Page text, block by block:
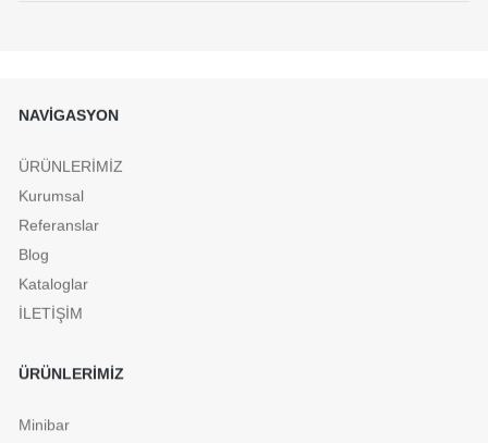
NAVİGASYON
ÜRÜNLERİMİZ
Kurumsal
Referanslar
Blog
Kataloglar
İLETİŞİM
ÜRÜNLERİMİZ
Minibar